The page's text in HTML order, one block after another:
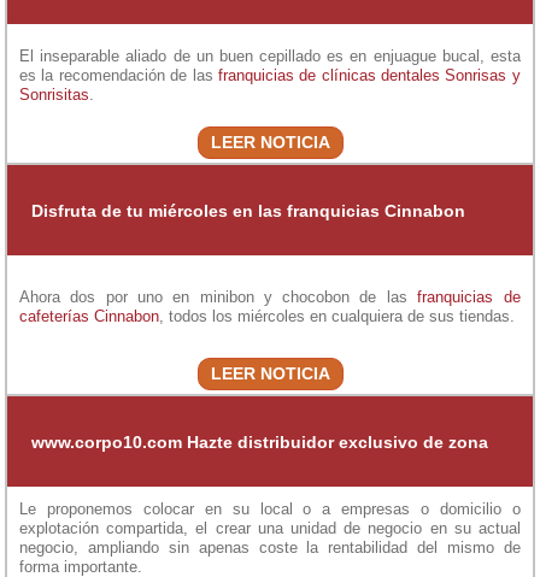
El inseparable aliado de un buen cepillado es en enjuague bucal, esta
es la recomendación de las franquicias de clínicas dentales Sonrisas y
Sonrisitas
LEER NOTICIA
Disfruta de tu miércoles en las franquicias Cinnabon
Ahora dos por uno en minibon y chocobon de las franquicias de
cafeterías Cinnabon , todos los miércoles en cualquiera de sus tiendas.
LEER NOTICIA
www.corpo10.com Hazte distribuidor exclusivo de zona
Le proponemos colocar en su local o a empresas o domicilio o
explotación compartida, el crear una unidad de negocio en su actual
negocio, ampliando sin apenas coste la rentabilidad del mismo de
forma importante.